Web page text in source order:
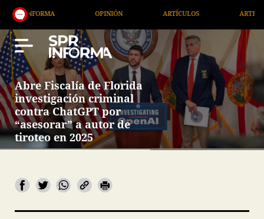
OPINIÓN ARTÍCULOS ARTE /
Abre Fiscalía de Florida
investigación criminal
contra ChatGPT por
“asesorar” a autor de
tiroteo en 2025